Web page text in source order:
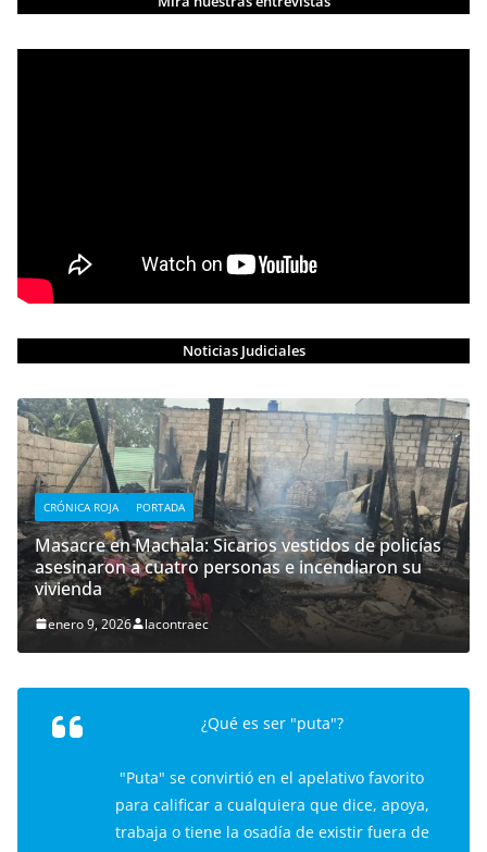
Noticias Judiciales
CRÓNICA ROJA PORTADA
Masacre en Machala: Sicarios vestidos de policías
asesinaron a cuatro personas e incendiaron su
vivienda
enero 9, 2026 lacontraec
¿Qué es ser "puta"?
"Puta" se convirtió en el apelativo favorito
para calificar a cualquiera que dice, apoya,
trabaja o tiene la osadía de existir fuera de